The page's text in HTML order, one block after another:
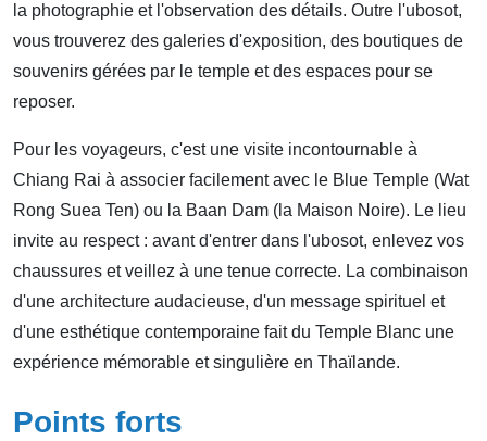
la photographie et l'observation des détails. Outre l'ubosot,
vous trouverez des galeries d'exposition, des boutiques de
souvenirs gérées par le temple et des espaces pour se
reposer.
Pour les voyageurs, c'est une visite incontournable à
Chiang Rai à associer facilement avec le Blue Temple (Wat
Rong Suea Ten) ou la Baan Dam (la Maison Noire). Le lieu
invite au respect : avant d'entrer dans l'ubosot, enlevez vos
chaussures et veillez à une tenue correcte. La combinaison
d'une architecture audacieuse, d'un message spirituel et
d'une esthétique contemporaine fait du Temple Blanc une
expérience mémorable et singulière en Thaïlande.
Points forts